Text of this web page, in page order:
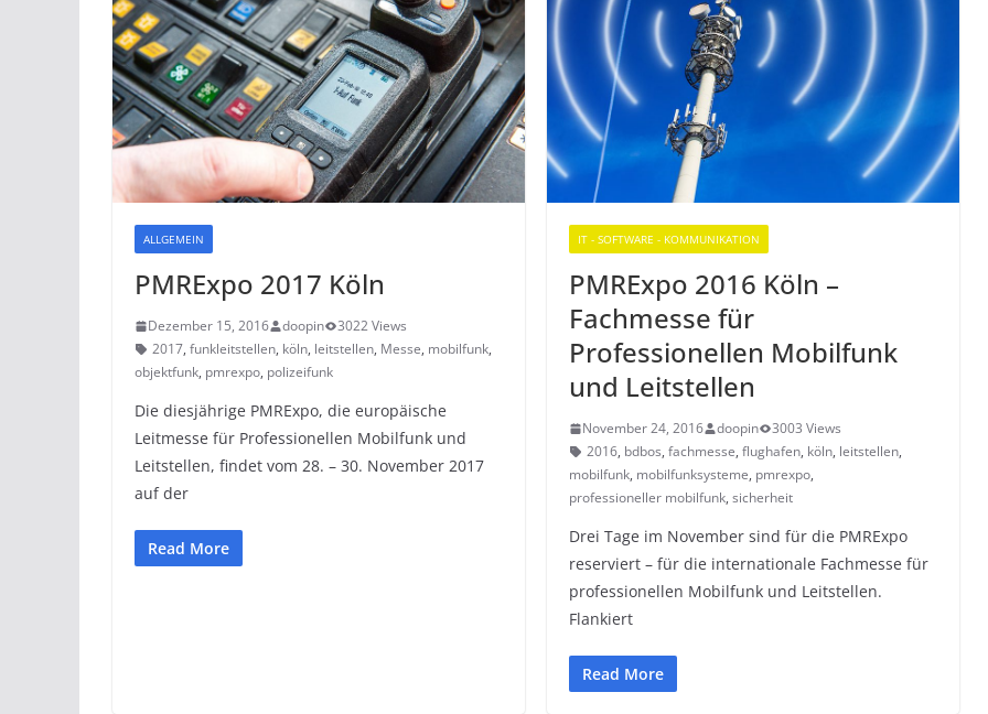
ALLGEMEIN
PMRExpo 2017 Köln
Dezember 15, 2016 doopin
3022 Views
2017, funkleitstellen, köln, leitstellen, Messe, mobilfunk,
objektfunk, pmrexpo, polizeifunk
Die diesjährige PMRExpo, die europäische
Leitmesse für Professionellen Mobilfunk und
Leitstellen, findet vom 28. – 30. November 2017
auf der
Read More
IT - SOFTWARE - KOMMUNIKATION
PMRExpo 2016 Köln –
Fachmesse für
Professionellen Mobilfunk
und Leitstellen
November 24, 2016 doopin
3003 Views
2016, bdbos, fachmesse, flughafen, köln, leitstellen,
mobilfunk, mobilfunksysteme, pmrexpo,
professioneller mobilfunk, sicherheit
Drei Tage im November sind für die PMRExpo
reserviert – für die internationale Fachmesse für
professionellen Mobilfunk und Leitstellen.
Flankiert
Read More